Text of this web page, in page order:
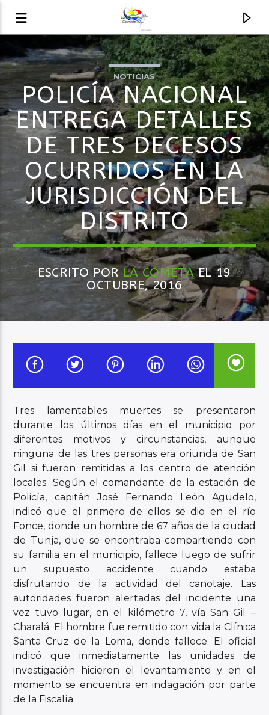
AUDIO EN VIVO
LA COMETA, SEÑALES A CIELO ABIERTO
Audio en Vivo
NOTICIAS
POLICÍA NACIONAL
ENTREGA DETALLES
DE TRES DECESOS
OCURRIDOS EN LA
JURISDICCIÓN DEL
DISTRITO
ESCRITO POR LA COMETAEL 19
OCTUBRE, 2016
Tres lamentables muertes se presentaron
durante los últimos días en el municipio por
diferentes motivos y circunstancias, aunque
ninguna de las tres personas era oriunda de San
Gil si fueron remitidas a los centro de atención
locales. Según el comandante de la estación de
Policía, capitán José Fernando León Agudelo,
indicó que el primero de ellos se dio en el río
Fonce, donde un hombre de 67 años de la ciudad
de Tunja, que se encontraba compartiendo con
su familia en el municipio, fallece luego de sufrir
un supuesto accidente cuando estaba
disfrutando de la actividad del canotaje. Las
autoridades fueron alertadas del incidente una
vez tuvo lugar, en el kilómetro 7, vía San Gil –
Charalá. El hombre fue remitido con vida la Clínica
Santa Cruz de la Loma, donde fallece. El oficial
indicó que inmediatamente las unidades de
investigación hicieron el levantamiento y en el
momento se encuentra en indagación por parte
de la Fiscalía.